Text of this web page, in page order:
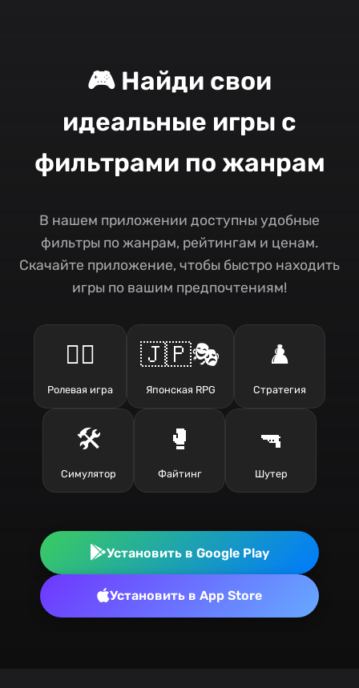
🎮 Найди свои
идеальные игры с
фильтрами по жанрам
В нашем приложении доступны удобные
фильтры по жанрам, рейтингам и ценам.
Скачайте приложение, чтобы быстро находить
игры по вашим предпочтениям!
🧙‍♂️
Ролевая игра
🇯🇵🎭
Японская RPG
♟️
Стратегия
🛠️
Симулятор
🥊
Файтинг
🔫
Шутер
Установить в Google Play
Установить в App Store